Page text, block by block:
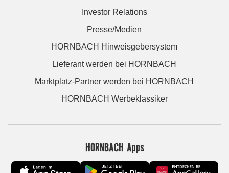
Investor Relations
Presse/Medien
HORNBACH Hinweisgebersystem
Lieferant werden bei HORNBACH
Marktplatz-Partner werden bei HORNBACH
HORNBACH Werbeklassiker
HORNBACH Apps